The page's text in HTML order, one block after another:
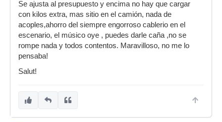
Se ajusta al presupuesto y encima no hay que cargar
con kilos extra, mas sitio en el camión, nada de
acoples,ahorro del siempre engorroso cablerio en el
escenario, el músico oye , puedes darle caña ,no se
rompe nada y todos contentos. Maravilloso, no me lo
pensaba!
Salut!